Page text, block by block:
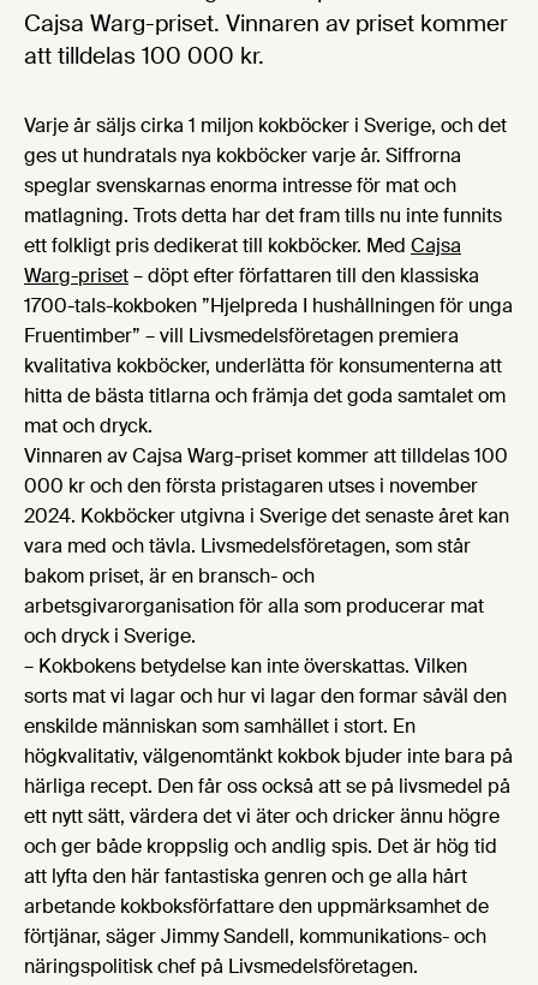
Cajsa Warg-priset. Vinnaren av priset kommer
att tilldelas 100 000 kr.
Varje år säljs cirka 1 miljon kokböcker i Sverige, och det
ges ut hundratals nya kokböcker varje år. Siffrorna
speglar svenskarnas enorma intresse för mat och
matlagning. Trots detta har det fram tills nu inte funnits
ett folkligt pris dedikerat till kokböcker. Med Cajsa
Warg-priset– döpt efter författaren till den klassiska
1700-tals-kokboken ”Hjelpreda I hushållningen för unga
Fruentimber” – vill Livsmedelsföretagen premiera
kvalitativa kokböcker, underlätta för konsumenterna att
hitta de bästa titlarna och främja det goda samtalet om
mat och dryck.
Vinnaren av Cajsa Warg-priset kommer att tilldelas 100
000 kr och den första pristagaren utses i november
2024. Kokböcker utgivna i Sverige det senaste året kan
vara med och tävla. Livsmedelsföretagen, som står
bakom priset, är en bransch- och
arbetsgivarorganisation för alla som producerar mat
och dryck i Sverige.
– Kokbokens betydelse kan inte överskattas. Vilken
sorts mat vi lagar och hur vi lagar den formar såväl den
enskilde människan som samhället i stort. En
högkvalitativ, välgenomtänkt kokbok bjuder inte bara på
härliga recept. Den får oss också att se på livsmedel på
ett nytt sätt, värdera det vi äter och dricker ännu högre
och ger både kroppslig och andlig spis. Det är hög tid
att lyfta den här fantastiska genren och ge alla hårt
arbetande kokboksförfattare den uppmärksamhet de
förtjänar, säger Jimmy Sandell, kommunikations- och
näringspolitisk chef på Livsmedelsföretagen.